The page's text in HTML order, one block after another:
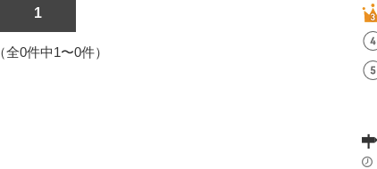
1
全0件中1〜0件）